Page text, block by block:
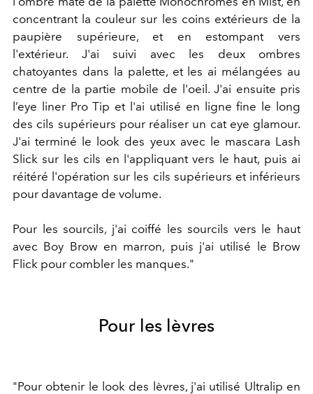
concentrant la couleur sur les coins extérieurs de la
paupière supérieure, et en estompant vers
l'extérieur. J'ai suivi avec les deux ombres
chatoyantes dans la palette, et les ai mélangées au
centre de la partie mobile de l'oeil. J'ai ensuite pris
l’eye liner Pro Tip et l'ai utilisé en ligne fine le long
des cils supérieurs pour réaliser un cat eye glamour.
J'ai terminé le look des yeux avec le mascara Lash
Slick sur les cils en l'appliquant vers le haut, puis ai
réitéré l'opération sur les cils supérieurs et inférieurs
pour davantage de volume.
Pour les sourcils, j'ai coiffé les sourcils vers le haut
avec Boy Brow en marron, puis j'ai utilisé le Brow
Flick pour combler les manques."
Pour les lèvres
"Pour obtenir le look des lèvres, j'ai utilisé Ultralip en